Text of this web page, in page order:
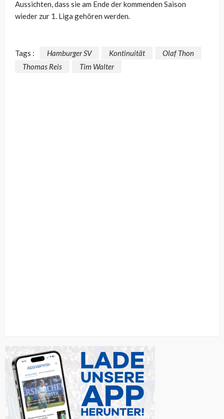
Aussichten, dass sie am Ende der kommenden Saison
wieder zur 1. Liga gehören werden.
Tags : Hamburger SV Kontinuität
Olaf Thon
Thomas Reis
Tim Walter